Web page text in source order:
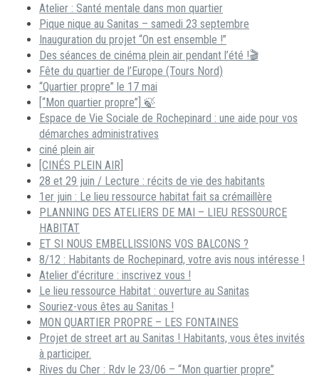
Atelier : Santé mentale dans mon quartier
Pique nique au Sanitas – samedi 23 septembre
Inauguration du projet “On est ensemble !”
Des séances de cinéma plein air pendant l’été !🎬
Fête du quartier de l’Europe (Tours Nord)
“Quartier propre” le 17 mai
[“Mon quartier propre”] 🍃
Espace de Vie Sociale de Rochepinard : une aide pour vos
démarches administratives
ciné plein air
[CINÉS PLEIN AIR]
28 et 29 juin / Lecture : récits de vie des habitants
1er juin : Le lieu ressource habitat fait sa crémaillère
PLANNING DES ATELIERS DE MAI – LIEU RESSOURCE
HABITAT
ET SI NOUS EMBELLISSIONS VOS BALCONS ?
8/12 : Habitants de Rochepinard, votre avis nous intéresse !
Atelier d’écriture : inscrivez vous !
Le lieu ressource Habitat : ouverture au Sanitas
Souriez-vous êtes au Sanitas !
MON QUARTIER PROPRE – LES FONTAINES
Projet de street art au Sanitas ! Habitants, vous êtes invités
à participer.
Rives du Cher : Rdv le 23/06 – “Mon quartier propre”